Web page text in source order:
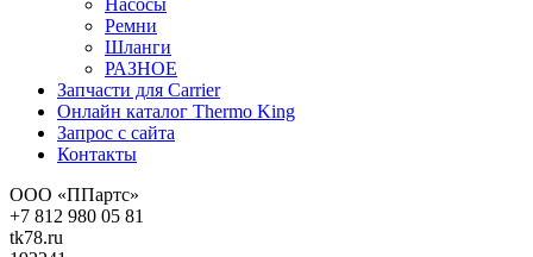
Насосы
Ремни
Шланги
РАЗНОЕ
Запчасти для Carrier
Онлайн каталог Thermo King
Запрос с сайта
Контакты
ООО «ППартс»
+7 812 980 05 81
tk78.ru